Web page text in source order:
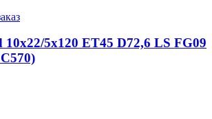
10x22/5x120 ET45 D72,6 LS FG09